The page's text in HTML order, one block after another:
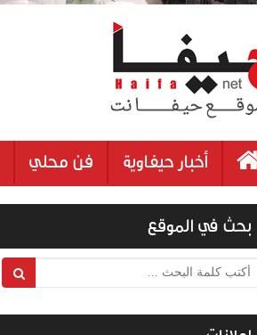
أخبار حيفاوية فن محلي
بحث في الموقع
أكتب كلمة البحث ...